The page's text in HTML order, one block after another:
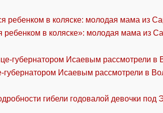
в коляске»: молодая мама из
Исаевым рассмотрели в
гибели годовалой девочки под